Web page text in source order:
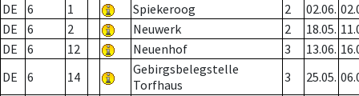
DE
6 1 Spiekeroog 2 02.06.
DE
6 2 Neuwerk 2 18.05.
DE
6 12 Neuenhof 3 13.06.
DE
6 14
Gebirgsbelegstelle
Torfhaus
3 25.05.